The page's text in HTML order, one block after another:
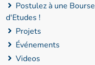
Postulez à une Bourse
d'Etudes !
Projets
Événements
Videos